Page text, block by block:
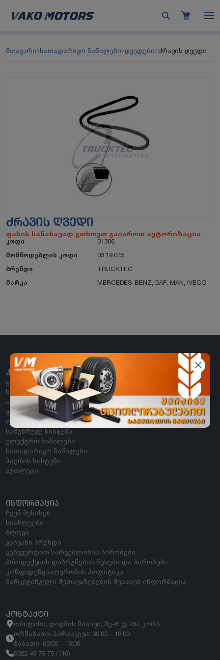
მთავარი სათადარიგო ნაწილები ღვედები ძრავის ღვედი
ᲫᲠᲐᲕᲘᲡ ᲦᲕᲔᲓᲘ
ფასის სანახავად გთხოვთ გაიაროთ ავტორიზაცია
კოდი
01306
მომწოდებლის კოდი
03.19.045
ბრენდი
TRUCKTEC
მარკა
MERCEDES-BENZ DAF MAN IVECO
ᲙᲐᲢᲔᲒᲝᲠᲘᲔᲑᲘ
ყველა კატეგორია
საბურავი
აკუმულატორი
ფილტრები
ლუბრიკანტები
სამუხრუჭე სისტემა
ელექტრო ნაწილები
სათადარიგო ნაწილები
ჰაერის სისტემა
აუთლეტი
ᲘᲜᲤᲝᲠᲛᲐᲪᲘᲐ
ჩვენ შესახებ
სიახლეები
ბლოგი
გაიცანი ბრენდი
ვებგვერდით სარგებლობის პირობები
პროდუქციის დაბრუნების წესები და პირობები
კონფიდენციალურობის პოლიტიკა
მარკეტინგული შეთავაზებების შესახებ ინფორმაცია
ᲙᲝᲜᲢᲐᲥᲢᲘ
თბილისი, დიღმის მასივი, მე-6 კვ 23ა კორპ
ორშაბათი-პარასკევი: 09:00 - 18:00
შაბათი: 09:00 - 18:00
0322 49 75 75 (116)